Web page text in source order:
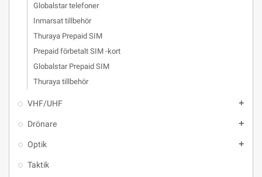
Globalstar telefoner
Inmarsat tillbehör
Thuraya Prepaid SIM
Prepaid förbetalt SIM -kort
Globalstar Prepaid SIM
Thuraya tillbehör
VHF/UHF add
Drönare add
Optik add
Taktik